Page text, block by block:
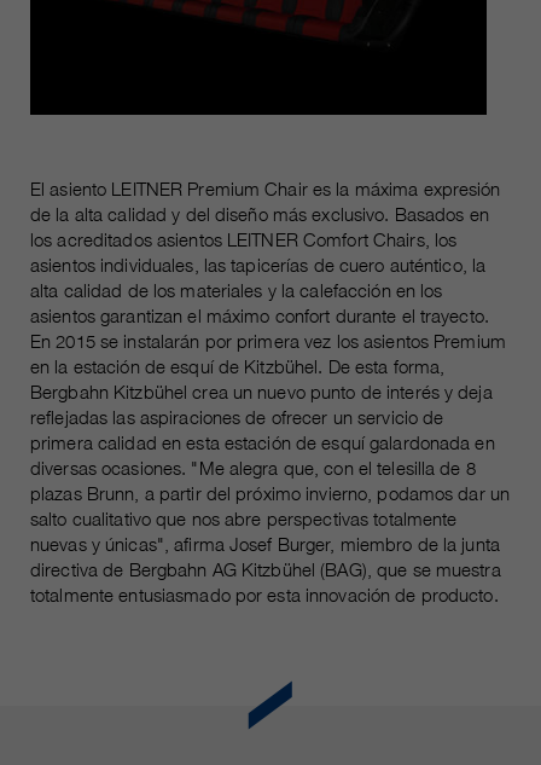
El asiento LEITNER Premium Chair es la máxima expresión
de la alta calidad y del diseño más exclusivo. Basados en
los acreditados asientos LEITNER Comfort Chairs, los
asientos individuales, las tapicerías de cuero auténtico, la
alta calidad de los materiales y la calefacción en los
asientos garantizan el máximo confort durante el trayecto.
En 2015 se instalarán por primera vez los asientos Premium
en la estación de esquí de Kitzbühel. De esta forma,
Bergbahn Kitzbühel crea un nuevo punto de interés y deja
reflejadas las aspiraciones de ofrecer un servicio de
primera calidad en esta estación de esquí galardonada en
diversas ocasiones. "Me alegra que, con el telesilla de 8
plazas Brunn, a partir del próximo invierno, podamos dar un
salto cualitativo que nos abre perspectivas totalmente
nuevas y únicas", afirma Josef Burger, miembro de la junta
directiva de Bergbahn AG Kitzbühel (BAG), que se muestra
totalmente entusiasmado por esta innovación de producto.
Usado para proteger contra el
proveedor sgalinski Cookie Opt In
duración 30 días
fin
Guarda la configuración de la
cookie seleccionada por el
usuario.
Name
__utmc, __utmd, __utmz
fin
Estas cookies son utilizadas por
Google Analytics para recopilar
diversos tipos de información de
uso, incluida información personal
y no personal. Para más
información, consulte la política de
privacidad de Google Analytics en
https:/policies.google.com/
privacy. que nos ayudan a mejorar
nuestras aplicaciones y nuestros
sitios web. Esta información
también se transmite a nuestros
clientes/ socios.